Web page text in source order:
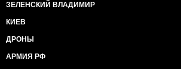
ЗЕЛЕНСКИЙ ВЛАДИМИР
КИЕВ
ДРОНЫ
АРМИЯ РФ